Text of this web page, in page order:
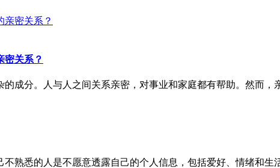
密关系？
分。人与人之间关系亲密，对事业和家庭都有帮助。然而，
悉的人是不愿意透露自己的个人信息，包括爱好、情绪和生